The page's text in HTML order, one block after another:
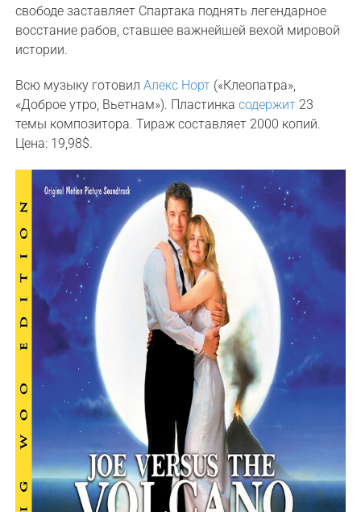
свободе заставляет Спартака поднять легендарное
восстание рабов, ставшее важнейшей вехой мировой
истории.
Всю музыку готовилАлекс Норт («Клеопатра»,
«Доброе утро, Вьетнам»). Пластинкасодержит 23
темы композитора. Тираж составляет 2000 копий.
Цена: 19,98$.